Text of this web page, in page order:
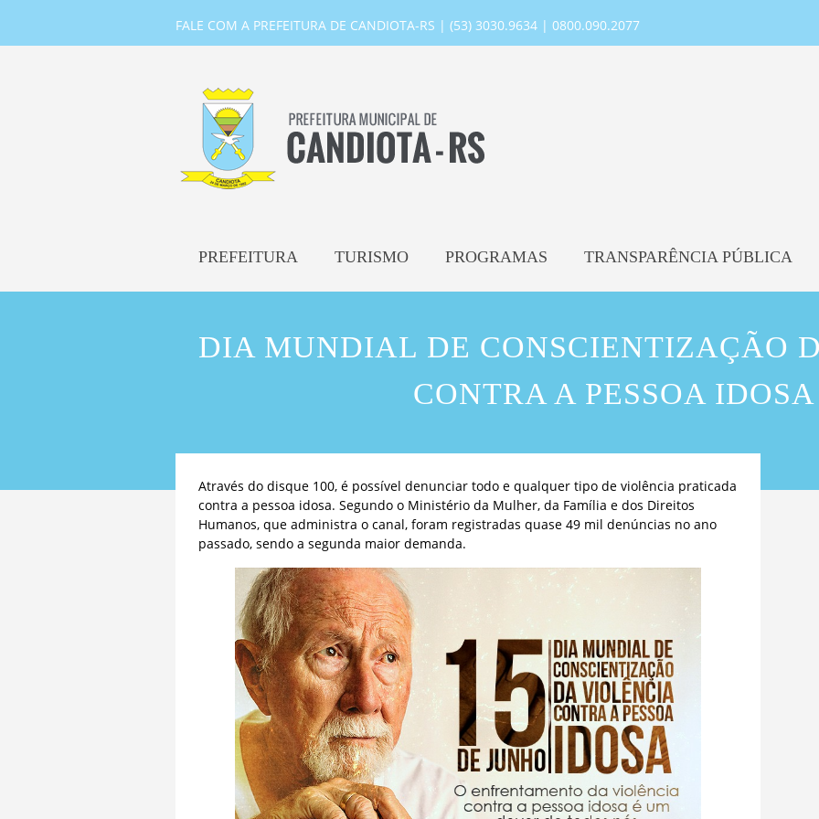
FALE COM A PREFEITURA DE CANDIOTA-RS | (53) 3030.9634 | 0800.090.2077
PREFEITURA TURISMO PROGRAMAS TRANSPARÊNCIA PÚBLICA
DIA MUNDIAL DE CONSCIENTIZAÇÃO
CONTRA A PESSOA IDOSA
Através do disque 100, é possível denunciar todo e qualquer tipo de violência praticada
contra a pessoa idosa. Segundo o Ministério da Mulher, da Família e dos Direitos
Humanos, que administra o canal, foram registradas quase 49 mil denúncias no ano
passado, sendo a segunda maior demanda.